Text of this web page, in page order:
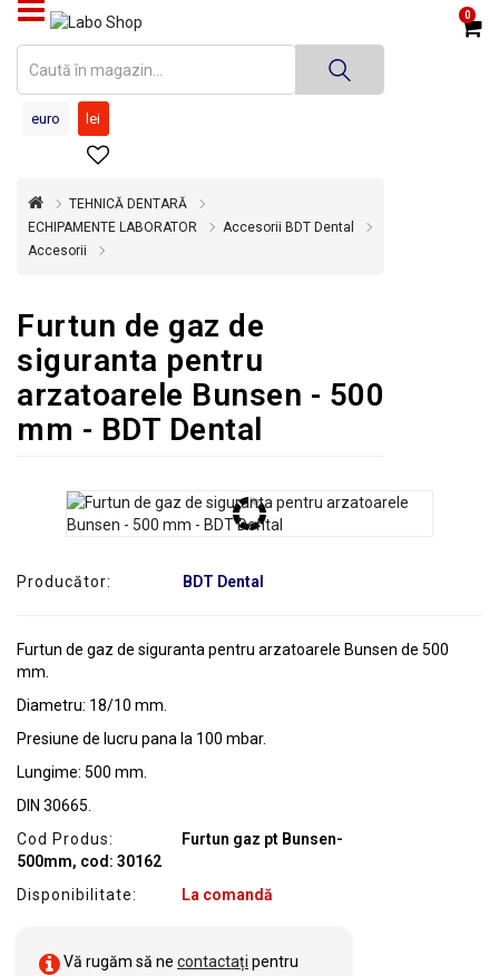
0
PRODUSE
MEDICINĂ
DENTARĂ
DENTARĂ
DEZINFECȚIE
ȘI
SUPER
OFERTĂ
ÎNCHIRIERI
ECHIPAMENTE
SERVICE
euro lei
TEHNICĂ DENTARĂ
ECHIPAMENTE LABORATOR
Accesorii BDT Dental
Accesorii
Furtun de gaz de
siguranta pentru
arzatoarele Bunsen - 500
mm - BDT Dental
Producător: BDT Dental
Furtun de gaz de siguranta pentru arzatoarele Bunsen de 500
mm.
Diametru: 18/10 mm.
Presiune de lucru pana la 100 mbar.
Lungime: 500 mm.
DIN 30665.
Cod Produs:
Furtun gaz pt Bunsen-
500mm, cod: 30162
Disponibilitate:
La comandă
Vă rugăm să ne contactați pentru